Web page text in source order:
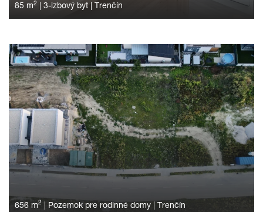
85 m2 3-izbový byt Trenčín
656 m2 Pozemok pre rodinné domy Trenčín